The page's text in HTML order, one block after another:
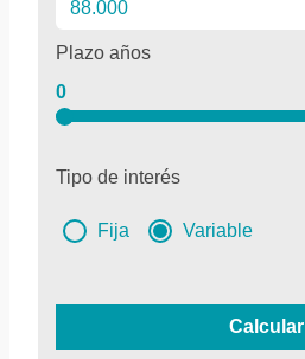
Plazo años
0
Tipo de interés
Fija Variable
Calcular